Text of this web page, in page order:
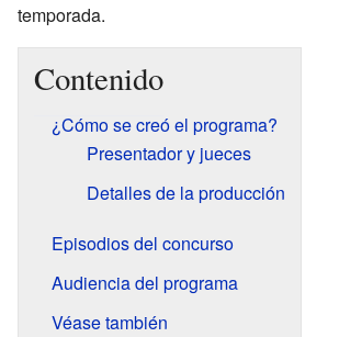
temporada.
Contenido
¿Cómo se creó el programa?
Presentador y jueces
Detalles de la producción
Episodios del concurso
Audiencia del programa
Véase también